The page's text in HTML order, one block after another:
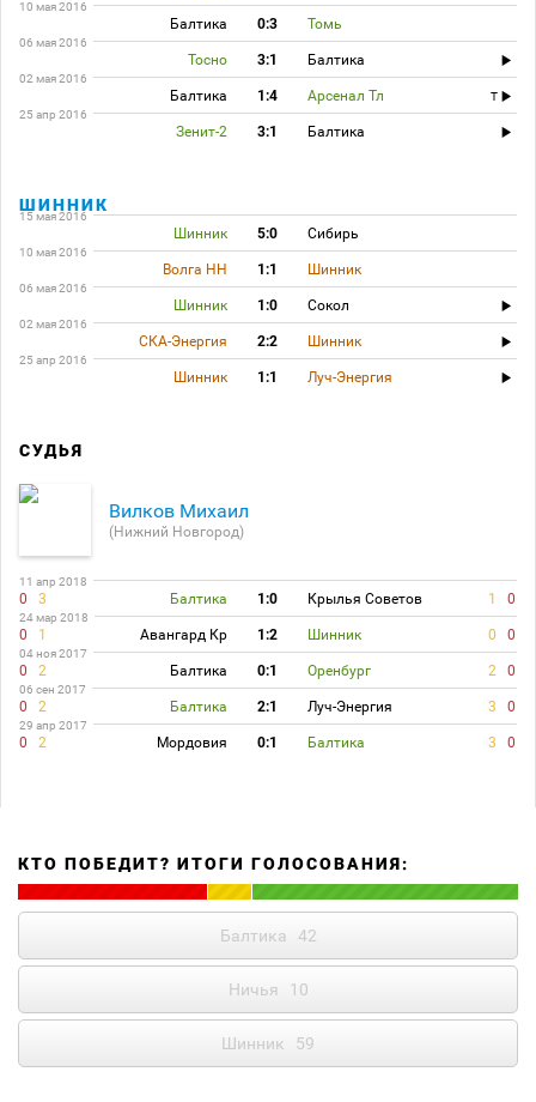
10 мая 2016
Балтика 0:3 Томь
06 мая 2016
Тосно 3:1 Балтика
02 мая 2016
Балтика 1:4 Арсенал Тл
T
25 апр 2016
Зенит-2 3:1 Балтика
ШИННИК
15 мая 2016
Шинник 5:0 Сибирь
10 мая 2016
Волга НН 1:1 Шинник
06 мая 2016
Шинник 1:0 Сокол
02 мая 2016
СКА-Энергия 2:2 Шинник
25 апр 2016
Шинник 1:1 Луч-Энергия
СУДЬЯ
Вилков Михаил
(Нижний Новгород)
11 апр 2018
0 3 Балтика 1:0 Крылья Советов 1 0
24 мар 2018
0 1 Авангард Кр 1:2 Шинник 0 0
04 ноя 2017
0 2 Балтика 0:1 Оренбург 2 0
06 сен 2017
0 2 Балтика 2:1 Луч-Энергия 3 0
29 апр 2017
0 2 Мордовия 0:1 Балтика 3 0
КТО ПОБЕДИТ? ИТОГИ ГОЛОСОВАНИЯ:
Балтика 42
Ничья 10
Шинник 59